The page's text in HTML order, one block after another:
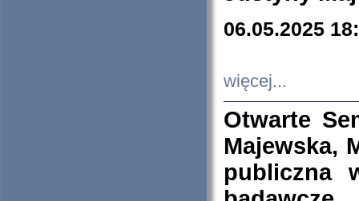
06.05.2025
więcej...
Otwarte
Majewska,
publiczna